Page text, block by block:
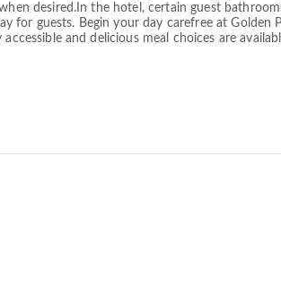
desired.In the hotel, certain guest
for guests. Begin your day carefree at
and delicious meal choices are